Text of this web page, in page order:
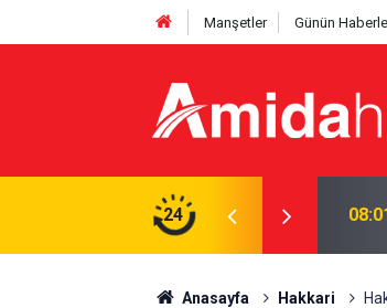
Manşetler Günün
24
Anasayfa Hakkari